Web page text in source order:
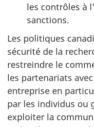
les contrôles à
sanctions.
Les politiques
sécurité de la
restreindre le
les partenariats
entreprise en
par les individus ou
exploiter la